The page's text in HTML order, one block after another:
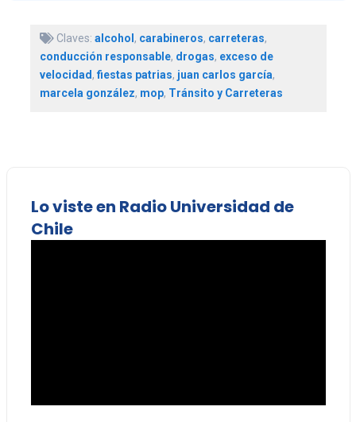
Claves: alcohol, carabineros, carreteras,
conducción responsable, drogas, exceso de
velocidad, fiestas patrias, juan carlos garcía,
marcela gonzález, mop, Tránsito y Carreteras
Lo viste en Radio Universidad de
Chile